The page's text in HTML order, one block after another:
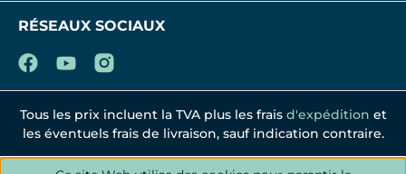
RÉSEAUX SOCIAUX
Tous les prix incluent la TVA plus les frais d'expédition et
les éventuels frais de livraison, sauf indication contraire.